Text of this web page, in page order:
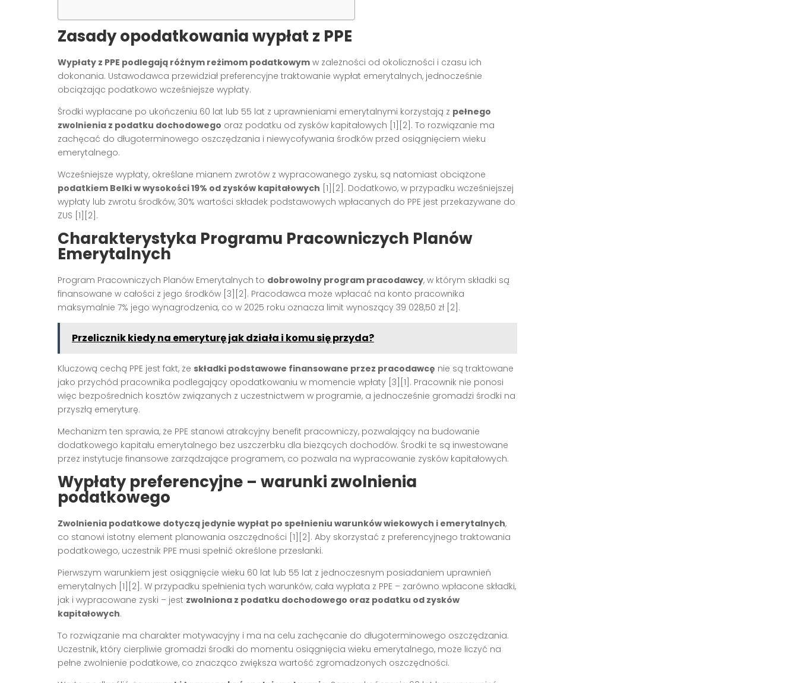
Zasady opodatkowania wypłat z PPE
Wypłaty z PPE podlegają różnym reżimom podatkowym w zależności od okoliczności i czasu ich
dokonania. Ustawodawca przewidział preferencyjne traktowanie wypłat emerytalnych, jednocześnie
obciążając podatkowo wcześniejsze wypłaty.
Środki wypłacane po ukończeniu 60 lat lub 55 lat z uprawnieniami emerytalnymi korzystają z pełnego
zwolnienia z podatku dochodowego oraz podatku od zysków kapitałowych [1][2]. To rozwiązanie ma
zachęcać do długoterminowego oszczędzania i niewycofywania środków przed osiągnięciem wieku
emerytalnego.
Wcześniejsze wypłaty, określane mianem zwrotów z wypracowanego zysku, są natomiast obciążone
podatkiem Belki w wysokości 19% od zysków kapitałowych [1][2]. Dodatkowo, w przypadku wcześniejszej
wypłaty lub zwrotu środków, 30% wartości składek podstawowych wpłacanych do PPE jest przekazywane do
ZUS [1][2].
Charakterystyka Programu Pracowniczych Planów
Emerytalnych
Program Pracowniczych Planów Emerytalnych to dobrowolny program pracodawcy, w którym składki są
finansowane w całości z jego środków [3][2]. Pracodawca może wpłacać na konto pracownika
maksymalnie 7% jego wynagrodzenia, co w 2025 roku oznacza limit wynoszący 39 028,50 zł [2].
Przelicznik kiedy na emeryturę jak działa i komu się przyda?
Kluczową cechą PPE jest fakt, że składki podstawowe finansowane przez pracodawcę nie są traktowane
jako przychód pracownika podlegający opodatkowaniu w momencie wpłaty [3][1]. Pracownik nie ponosi
więc bezpośrednich kosztów związanych z uczestnictwem w programie, a jednocześnie gromadzi środki na
przyszłą emeryturę.
Mechanizm ten sprawia, że PPE stanowi atrakcyjny benefit pracowniczy, pozwalający na budowanie
dodatkowego kapitału emerytalnego bez uszczerbku dla bieżących dochodów. Środki te są inwestowane
przez instytucje finansowe zarządzające programem, co pozwala na wypracowanie zysków kapitałowych.
Wypłaty preferencyjne – warunki zwolnienia
podatkowego
Zwolnienia podatkowe dotyczą jedynie wypłat po spełnieniu warunków wiekowych i emerytalnych,
co stanowi istotny element planowania oszczędności [1][2]. Aby skorzystać z preferencyjnego traktowania
podatkowego, uczestnik PPE musi spełnić określone przesłanki.
Pierwszym warunkiem jest osiągnięcie wieku 60 lat lub 55 lat z jednoczesnym posiadaniem uprawnień
emerytalnych [1][2]. W przypadku spełnienia tych warunków, cała wypłata z PPE – zarówno wpłacone składki,
jak i wypracowane zyski – jest zwolniona z podatku dochodowego oraz podatku od zysków
kapitałowych.
To rozwiązanie ma charakter motywacyjny i ma na celu zachęcanie do długoterminowego oszczędzania.
Uczestnik, który cierpliwie gromadzi środki do momentu osiągnięcia wieku emerytalnego, może liczyć na
pełne zwolnienie podatkowe, co znacząco zwiększa wartość zgromadzonych oszczędności.